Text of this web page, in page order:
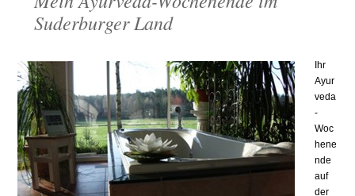
Suderburger Land
Ihr
Ayur
veda
-
Woc
hene
nde
auf
der